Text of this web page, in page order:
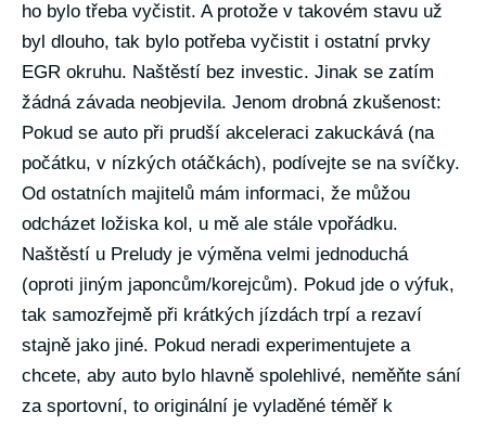
ho bylo třeba vyčistit. A protože v takovém stavu už
byl dlouho, tak bylo potřeba vyčistit i ostatní prvky
EGR okruhu. Naštěstí bez investic. Jinak se zatím
žádná závada neobjevila. Jenom drobná zkušenost:
Pokud se auto při prudší akceleraci zakuckává (na
počátku, v nízkých otáčkách), podívejte se na svíčky.
Od ostatních majitelů mám informaci, že můžou
odcházet ložiska kol, u mě ale stále vpořádku.
Naštěstí u Preludy je výměna velmi jednoduchá
(oproti jiným japoncům/korejcům). Pokud jde o výfuk,
tak samozřejmě při krátkých jízdách trpí a rezaví
stajně jako jiné. Pokud neradi experimentujete a
chcete, aby auto bylo hlavně spolehlivé, neměňte sání
za sportovní, to originální je vyladěné téměř k